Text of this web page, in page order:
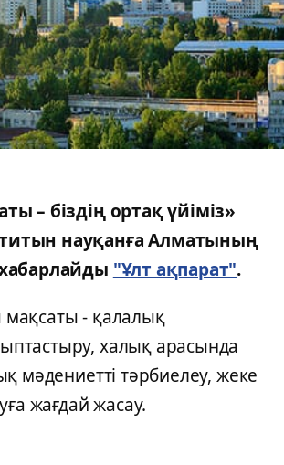
– біздің ортақ үйіміз»
науқанға Алматының
"Ұлт ақпарат".
мақсаты - қалалық
халық арасында
мәдениетті тәрбиелеу, жеке
жағдай жасау.